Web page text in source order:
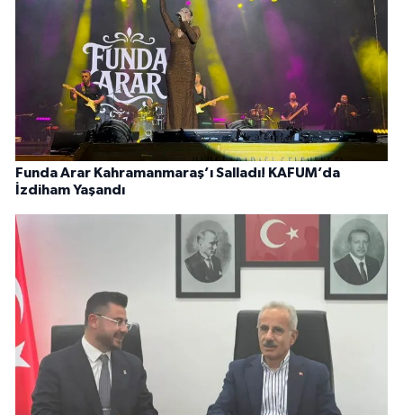
Funda Arar Kahramanmaraş’ı Salladı! KAFUM’da
İzdiham Yaşandı